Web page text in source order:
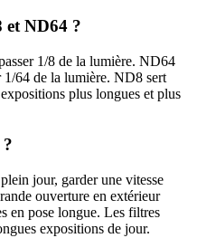
et ND64 ?
1/8 de la lumière. ND64
1/64 de la lumière. ND8 sert
plus longues et plus
jour, garder une vitesse
ouverture en extérieur
en pose longue. Les filtres
expositions de jour.